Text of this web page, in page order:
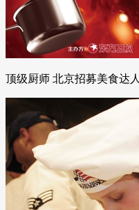
顶级厨师 北京招募美食达人